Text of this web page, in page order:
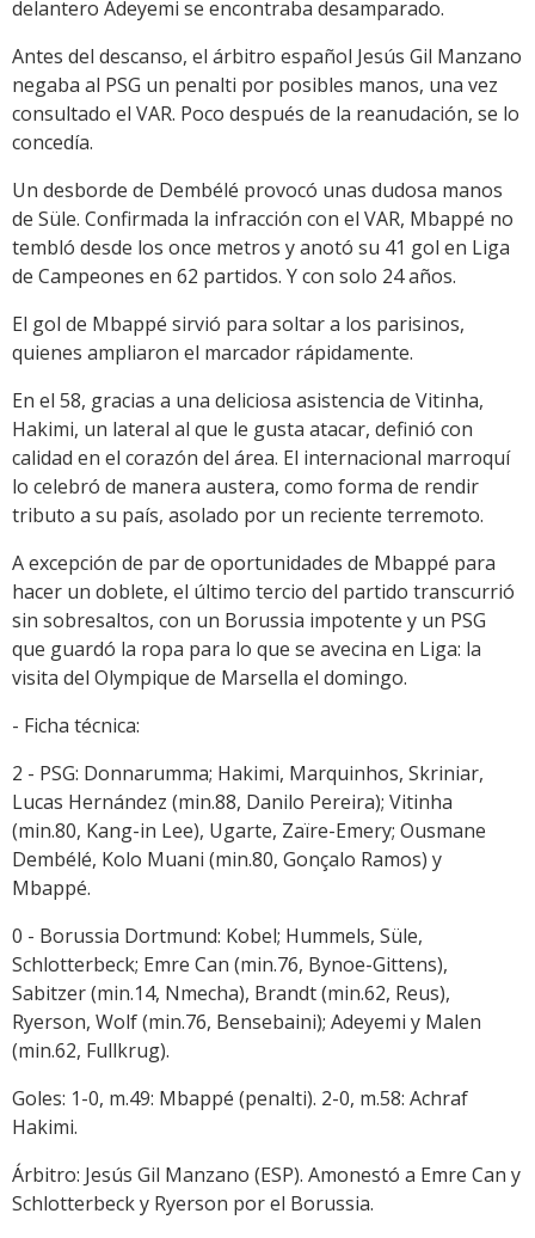
delantero Adeyemi se encontraba desamparado.
Antes del descanso, el árbitro español Jesús Gil Manzano
negaba al PSG un penalti por posibles manos, una vez
consultado el VAR. Poco después de la reanudación, se lo
concedía.
Un desborde de Dembélé provocó unas dudosa manos
de Süle. Confirmada la infracción con el VAR, Mbappé no
tembló desde los once metros y anotó su 41 gol en Liga
de Campeones en 62 partidos. Y con solo 24 años.
El gol de Mbappé sirvió para soltar a los parisinos,
quienes ampliaron el marcador rápidamente.
En el 58, gracias a una deliciosa asistencia de Vitinha,
Hakimi, un lateral al que le gusta atacar, definió con
calidad en el corazón del área. El internacional marroquí
lo celebró de manera austera, como forma de rendir
tributo a su país, asolado por un reciente terremoto.
A excepción de par de oportunidades de Mbappé para
hacer un doblete, el último tercio del partido transcurrió
sin sobresaltos, con un Borussia impotente y un PSG
que guardó la ropa para lo que se avecina en Liga: la
visita del Olympique de Marsella el domingo.
- Ficha técnica:
2 - PSG: Donnarumma; Hakimi, Marquinhos, Skriniar,
Lucas Hernández (min.88, Danilo Pereira); Vitinha
(min.80, Kang-in Lee), Ugarte, Zaïre-Emery; Ousmane
Dembélé, Kolo Muani (min.80, Gonçalo Ramos) y
Mbappé.
0 - Borussia Dortmund: Kobel; Hummels, Süle,
Schlotterbeck; Emre Can (min.76, Bynoe-Gittens),
Sabitzer (min.14, Nmecha), Brandt (min.62, Reus),
Ryerson, Wolf (min.76, Bensebaini); Adeyemi y Malen
(min.62, Fullkrug).
Goles: 1-0, m.49: Mbappé (penalti). 2-0, m.58: Achraf
Hakimi.
Árbitro: Jesús Gil Manzano (ESP). Amonestó a Emre Can y
Schlotterbeck y Ryerson por el Borussia.